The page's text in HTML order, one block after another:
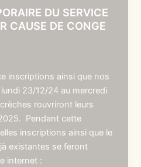
DU SERVICE
CAUSE DE CONGE
inscriptions ainsi que nos
23/12/24 au mercredi
rouvriront leurs
Pendant cette
inscriptions ainsi que le
existantes se feront
internet :